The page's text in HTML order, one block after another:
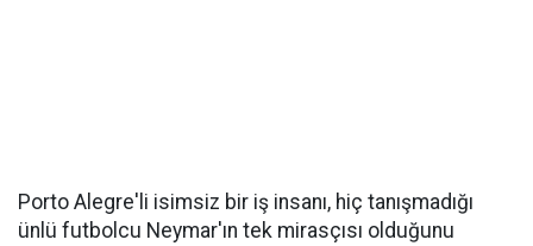
Porto Alegre'li isimsiz bir iş insanı, hiç tanışmadığı
ünlü futbolcu Neymar'ın tek mirasçısı olduğunu